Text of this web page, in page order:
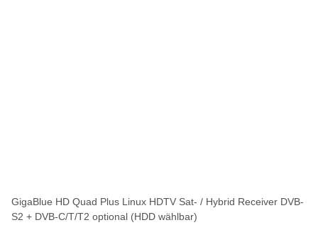
GigaBlue HD Quad Plus Linux HDTV Sat- / Hybrid Receiver DVB-
S2 + DVB-C/T/T2 optional (HDD wählbar)